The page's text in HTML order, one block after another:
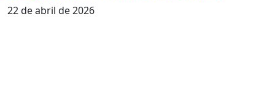
22 de abril de 2026